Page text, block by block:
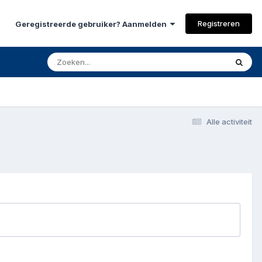
Geregistreerde gebruiker? Aanmelden Registreren
Alle activiteit